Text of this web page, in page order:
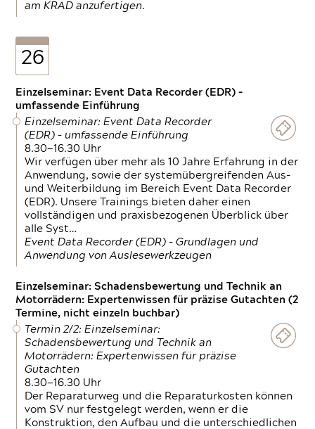
am KRAD anzufertigen.
26
Einzelseminar: Event Data Recorder (EDR) –
umfassende Einführung
Einzelseminar: Event Data Recorder
(EDR) – umfassende Einführung
8.30—16.30 Uhr
Wir verfügen über mehr als 10 Jahre Erfahrung in der
Anwendung, sowie der systemübergreifenden Aus-
und Weiterbildung im Bereich Event Data Recorder
(EDR). Unsere Trainings bieten daher einen
vollständigen und praxisbezogenen Überblick über
alle Syst…
Event Data Recorder (EDR) – Grundlagen und
Anwendung von Auslesewerkzeugen
Einzelseminar: Schadensbewertung und Technik an
Motorrädern: Expertenwissen für präzise Gutachten (2
Termine, nicht einzeln buchbar)
Termin 2/2: Einzelseminar:
Schadensbewertung und Technik an
Motorrädern: Expertenwissen für präzise
Gutachten
8.30—16.30 Uhr
Der Reparaturweg und die Reparaturkosten können
vom SV nur festgelegt werden, wenn er die
Konstruktion, den Aufbau und die unterschiedlichen